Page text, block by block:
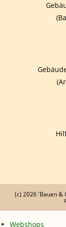
(c) 2026 'Bauen &
Webshops